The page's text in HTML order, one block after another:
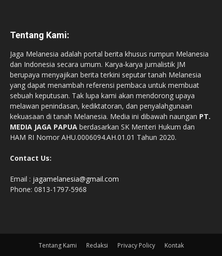
Tentang Kami:
Jaga Melanesia adalah portal berita khusus rumpun Melanesia
dan Indonesia secara umum. Karya-karya jurnalistik JM
berupaya menyajikan berita terkini seputar tanah Melanesia
yang dapat menambah referensi pembaca untuk membuat
sebuah keputusan. Tak lupa kami akan mendorong upaya
melawan penindasan, kediktatoran, dan penyalahgunaan
kekuasaan di tanah Melanesia. Media ini dibawah naungan PT.
MEDIA JAGA PAPUA berdasarkan SK Menteri Hukum dan
HAM RI Nomor AHU.0006094.AH.01.01 Tahun 2020.
Contact Us:
Email : jagamelanesia@gmail.com
Phone: 0813-1797-5968
Tentang Kami Redaksi Privacy Policy Kontak